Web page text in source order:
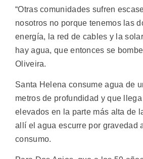
“Otras comunidades sufren
nosotros no porque tenemos las
energía, la red de cables y la
hay agua, que entonces se
Oliveira.
Santa Helena consume agua de
metros de profundidad y que
elevados en la parte más alta de
allí el agua escurre por gravedad
consumo.